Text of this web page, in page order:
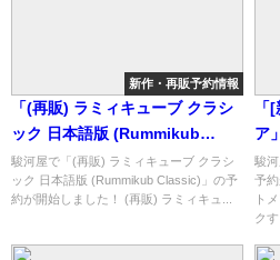
新作・再販予約情報
「(再販) ラミィキューブ クラシ
ック 日本語版 (Rummikub
Classic)」の概略と予約購入可能
なショップ紹介！
駿河屋で「(再販) ラミィキューブ クラシ
ック 日本語版 (Rummikub Classic)」の予
約が開始しました！ (再販) ラミィキュ...
「
ア
ョ
駿
予
ト
クす